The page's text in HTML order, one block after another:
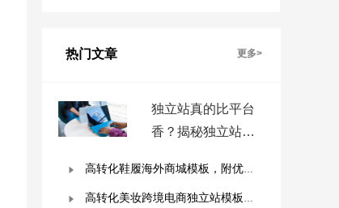
热门文章 更多>
独立站真的比平台
香？揭秘独立站被